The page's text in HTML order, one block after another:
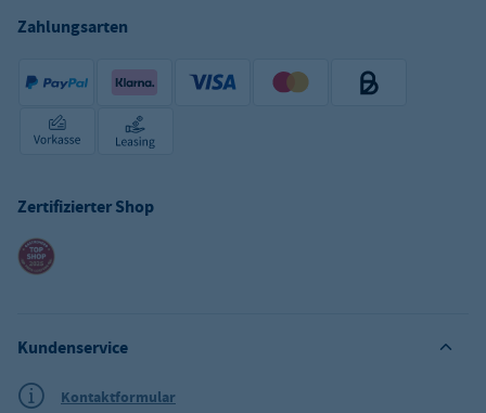
Zahlungsarten
Zertifizierter Shop
Kundenservice
Kontaktformular